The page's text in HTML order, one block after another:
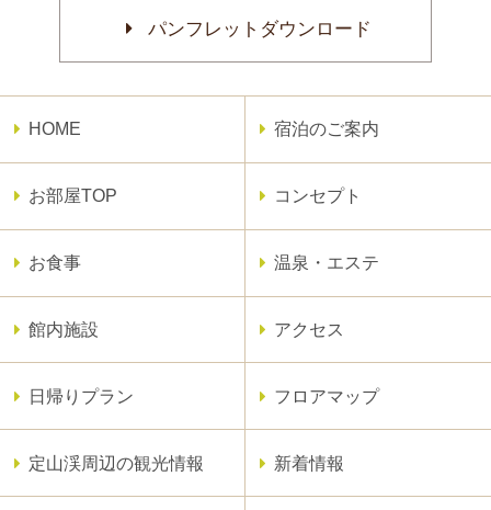
パンフレットダウンロード
HOME 宿泊のご案内
お部屋TOP コンセプト
お食事 温泉・エステ
館内施設 アクセス
日帰りプラン フロアマップ
定山渓周辺の観光情報 新着情報